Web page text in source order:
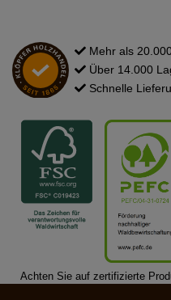
Mehr als
Über 14.000
Schnelle
Achten Sie auf zertifizierte